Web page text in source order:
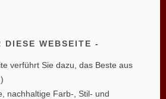
DIESE WEBSEITE
verführt Sie dazu, das Beste aus
nachhaltige Farb-, Stil- und